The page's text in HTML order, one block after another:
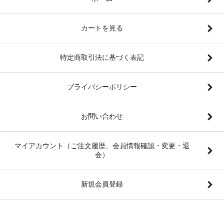
カートを見る
特定商取引法に基づく表記
プライバシーポリシー
お問い合わせ
マイアカウント（ご注文履歴、会員情報確認・変更・退
会）
新規会員登録